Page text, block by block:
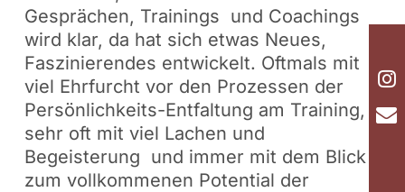
Gesprächen, Trainings und Coachings
wird klar, da hat sich etwas Neues,
Faszinierendes entwickelt. Oftmals mit
viel Ehrfurcht vor den Prozessen der
Persönlichkeits-Entfaltung am Training,
sehr oft mit viel Lachen und
Begeisterung und immer mit dem Blick
zum vollkommenen Potential der